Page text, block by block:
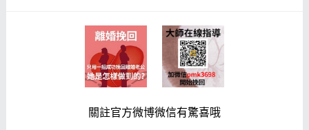
關註官方微博微信有驚喜哦